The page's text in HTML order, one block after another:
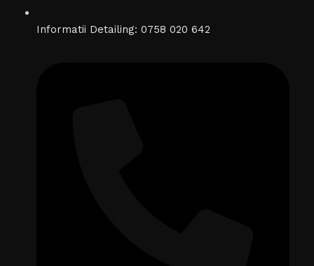
Informatii Detailing: 0758 020 642